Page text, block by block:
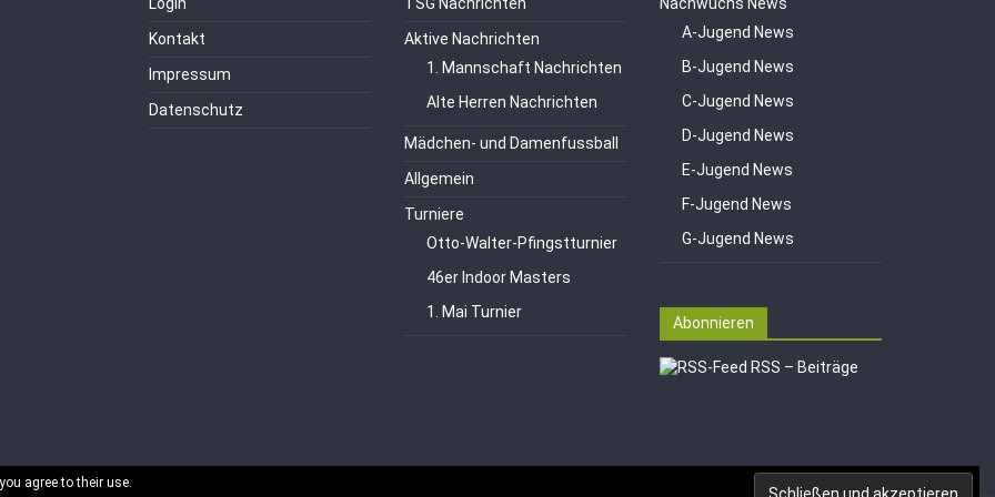
Kontakt
Impressum
Datenschutz
Aktive Nachrichten
1. Mannschaft Nachrichten
Alte Herren Nachrichten
Mädchen- und Damenfussball
Allgemein
Turniere
Otto-Walter-Pfingstturnier
46er Indoor Masters
1. Mai Turnier
A-Jugend News
B-Jugend News
C-Jugend News
D-Jugend News
E-Jugend News
F-Jugend News
G-Jugend News
Abonnieren
RSS – Beiträge
agree to their use.
vorbehalten.